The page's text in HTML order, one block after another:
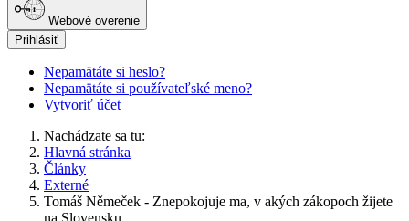
Webové overenie
Prihlásiť
Nepamätáte si heslo?
Nepamätáte si používateľské meno?
Vytvoriť účet
Nachádzate sa tu:
Hlavná stránka
Články
Externé
Tomáš Němeček - Znepokojuje ma, v akých zákopoch žijete
na Slovensku